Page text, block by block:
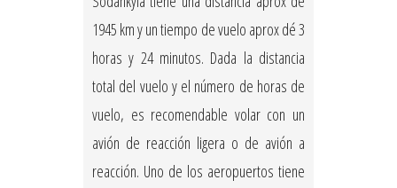
1945 km y un tiempo de vuelo aprox dé 3
horas y 24 minutos. Dada la distancia
total del vuelo y el número de horas de
vuelo, es recomendable volar con un
avión de reacción ligera o de avión a
reacción. Uno de los aeropuertos tiene